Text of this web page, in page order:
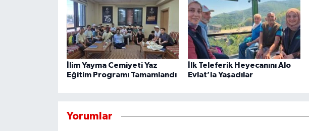
İlim Yayma Cemiyeti Yaz
Eğitim Programı Tamamlandı
İlk Teleferik Heyecanını Alo
Evlat’la Yaşadılar
Yorumlar